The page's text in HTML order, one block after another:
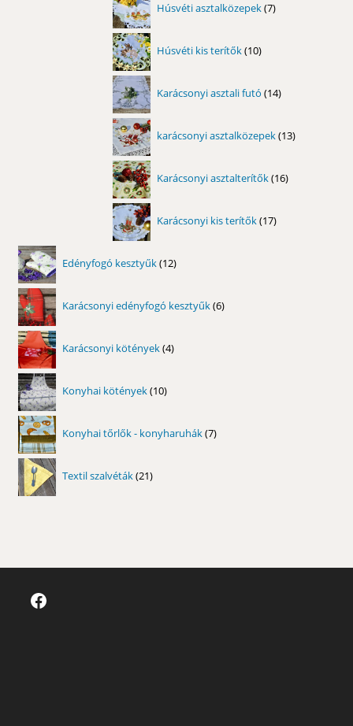
Húsvéti asztalközepek 7
termék
Húsvéti kis terítők 10
termék
Karácsonyi asztali futó 14
termék
karácsonyi asztalközepek 13
termék
Karácsonyi asztalterítők 16
termék
Karácsonyi kis terítők 17
termék
Edényfogó kesztyűk 12
termék
Karácsonyi edényfogó kesztyűk 6
termék
Karácsonyi kötények 4
termék
Konyhai kötények 10
termék
Konyhai tőrlők - konyharuhák 7
termék
Textil szalvéták 21
termék
Facebook